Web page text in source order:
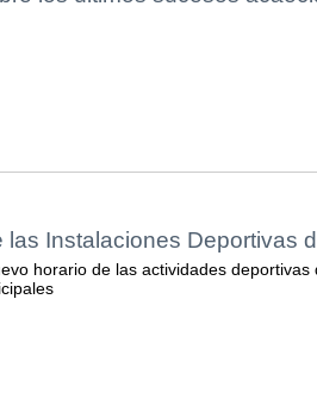
Instalaciones Deportivas
horario de las actividades deportivas